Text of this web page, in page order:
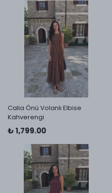
Calia Önü Volanlı Elbise
Kahverengi
₺ 1,799.00